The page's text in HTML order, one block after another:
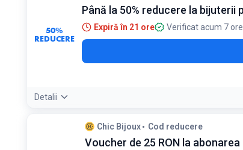
50%
REDUCERE
Până la 50% reducere la bijuterii
Expiră în 21 ore Verificat acum 7 ore
Detalii
Reducerea se aplică la bijuteriile personalizate
Chic Bijoux Cod reducere
Voucher de 25 RON la